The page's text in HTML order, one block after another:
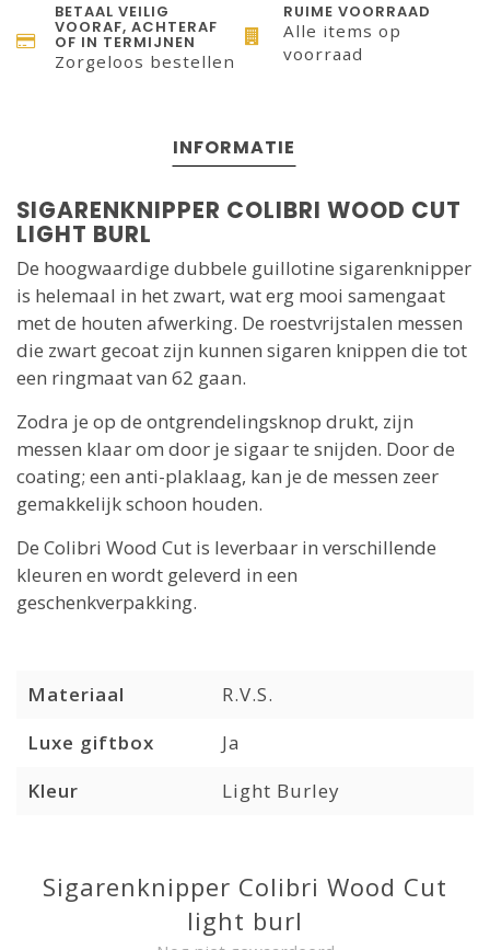
BETAAL VEILIG
VOORAF, ACHTERAF
OF IN TERMIJNEN
Zorgeloos bestellen
RUIME VOORRAAD
Alle items op
voorraad
INFORMATIE
SIGARENKNIPPER COLIBRI WOOD CUT
LIGHT BURL
De hoogwaardige dubbele guillotine sigarenknipper
is helemaal in het zwart, wat erg mooi samengaat
met de houten afwerking. De roestvrijstalen messen
die zwart gecoat zijn kunnen sigaren knippen die tot
een ringmaat van 62 gaan.
Zodra je op de ontgrendelingsknop drukt, zijn
messen klaar om door je sigaar te snijden. Door de
coating; een anti-plaklaag, kan je de messen zeer
gemakkelijk schoon houden.
De Colibri Wood Cut is leverbaar in verschillende
kleuren en wordt geleverd in een
geschenkverpakking.
Materiaal
R.V.S.
Luxe giftbox
Ja
Kleur
Light Burley
Sigarenknipper Colibri Wood Cut
light burl